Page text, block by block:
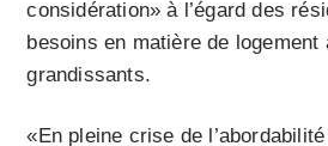
considération» à l’égard des
besoins en matière de logement
grandissants.
«En pleine crise de